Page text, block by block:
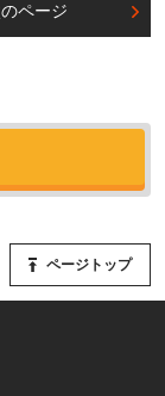
ページ
ページトップ